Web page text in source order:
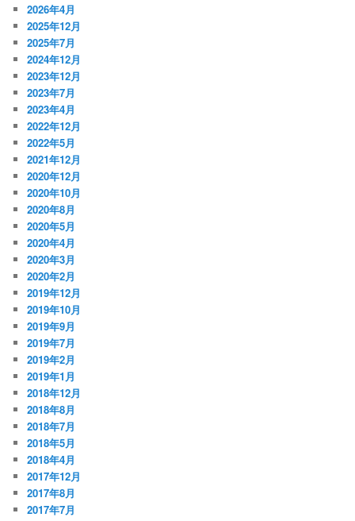
2026年4月
2025年12月
2025年7月
2024年12月
2023年12月
2023年7月
2023年4月
2022年12月
2022年5月
2021年12月
2020年12月
2020年10月
2020年8月
2020年5月
2020年4月
2020年3月
2020年2月
2019年12月
2019年10月
2019年9月
2019年7月
2019年2月
2019年1月
2018年12月
2018年8月
2018年7月
2018年5月
2018年4月
2017年12月
2017年8月
2017年7月